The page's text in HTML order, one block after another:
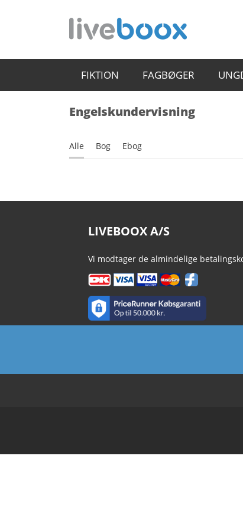
FIKTION FAGBØGER
Engelskundervisning
Alle Bog Ebog
LIVEBOOX A/S
Vi modtager de almindelige